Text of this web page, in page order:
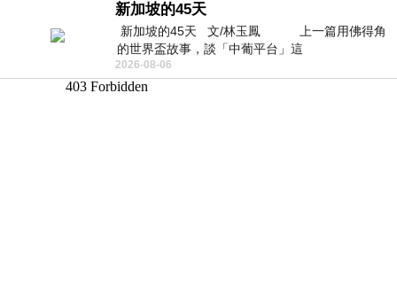
新加坡的45天
新加坡的45天 文/林玉鳳 上一篇用佛得角
的世界盃故事，談「中葡平台」這
2026-08-06